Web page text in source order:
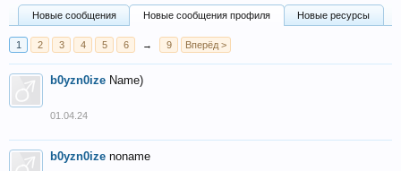
Новые сообщения Новые сообщения профиля Новые ресурсы
1 2 3 4 5 6 → 9 Вперёд >
b0yzn0ize Name)
01.04.24
b0yzn0ize noname